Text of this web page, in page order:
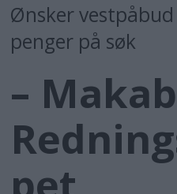
Arkiv
Video
Ønsker
penger på søk
–